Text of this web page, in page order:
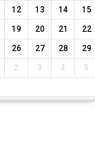
12 13 14
15
19 20 21
22
26 27 28
29
2 3 4 5